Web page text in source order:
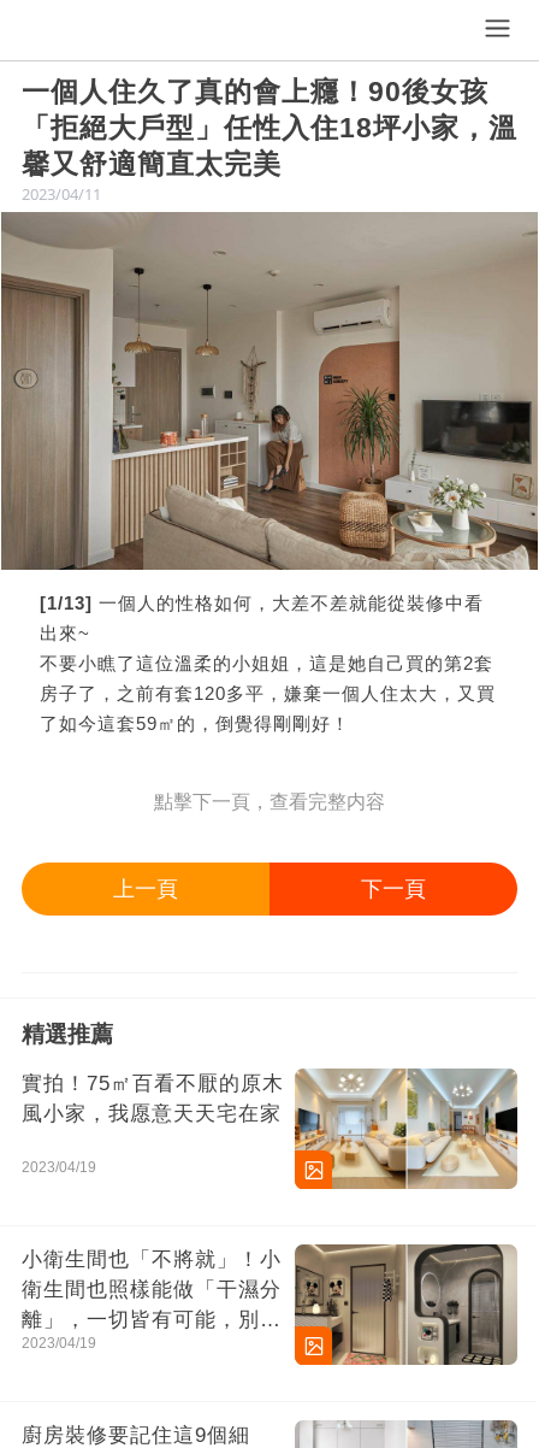
一個人住久了真的會上癮！90後女孩
「拒絕大戶型」任性入住18坪小家，溫
馨又舒適簡直太完美
2023/04/11
[1/13] 一個人的性格如何，大差不差就能從裝修中看
出來~
不要小瞧了這位溫柔的小姐姐，這是她自己買的第2套
房子了，之前有套120多平，嫌棄一個人住太大，又買
了如今這套59㎡的，倒覺得剛剛好！
點擊下一頁，查看完整内容
上一頁 下一頁
精選推薦
實拍！75㎡百看不厭的原木
風小家，我愿意天天宅在家
2023/04/19
小衛生間也「不將就」！小
衛生間也照樣能做「干濕分
離」，一切皆有可能，別太
小瞧它了
2023/04/19
廚房裝修要記住這9個細